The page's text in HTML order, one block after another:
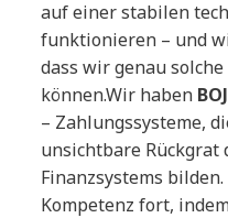
auf einer stabilen
funktionieren – und
dass wir genau
können.Wir haben
– Zahlungssysteme,
unsichtbare Rückgrat
Finanzsystems
Kompetenz fort,